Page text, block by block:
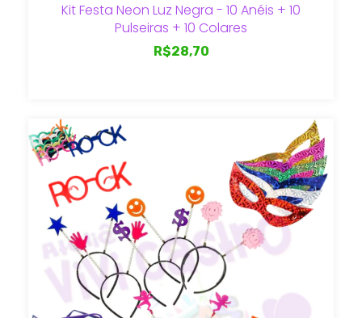
Kit Festa Neon Luz Negra - 10 Anéis + 10
Pulseiras + 10 Colares
R$28,70